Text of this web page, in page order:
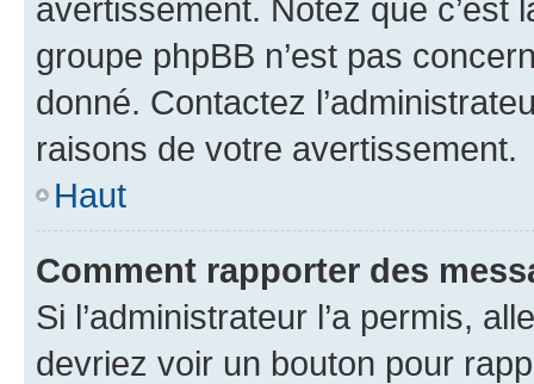
avertissement. Notez que c’est
groupe phpBB n’est pas
donné. Contactez
raisons de votre avertissement.
Haut
Comment rapporter des
Si l’administrateur l’a permis,
devriez voir un bouton pour